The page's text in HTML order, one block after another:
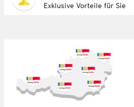
Exklusive Vorteile für Sie